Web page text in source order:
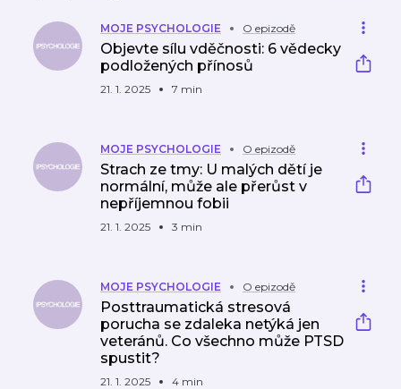
MOJE PSYCHOLOGIE O epizodě
Objevte sílu vděčnosti: 6 vědecky
podložených přínosů
21. 1. 2025 7 min
MOJE PSYCHOLOGIE O epizodě
Strach ze tmy: U malých dětí je
normální, může ale přerůst v
nepříjemnou fobii
21. 1. 2025 3 min
MOJE PSYCHOLOGIE O epizodě
Posttraumatická stresová
porucha se zdaleka netýká jen
veteránů. Co všechno může PTSD
spustit?
21. 1. 2025 4 min